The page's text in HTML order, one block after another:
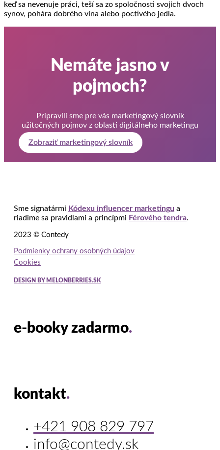
keď sa nevenuje práci, teší sa zo spoločnosti svojich dvoch
synov, pohára dobrého vína alebo poctivého jedla.
Nemáte jasno v
pojmoch?
Pripravili sme pre vás marketingový slovník
užitočných pojmov z oblasti digitálneho marketingu
Zobraziť marketingový slovník
Sme signatármi Kódexu influencer marketingu a
riadime sa pravidlami a princípmi Férového tendra.
2023 © Contedy
Podmienky ochrany osobných údajov
Cookies
DESIGN BY MELONBERRIES.SK
e-booky zadarmo.
kontakt.
+421 908 829 797
info@contedy.sk